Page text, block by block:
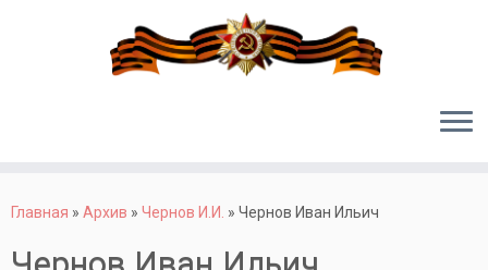
Главная » Архив » Чернов И.И. » Чернов Иван Ильич